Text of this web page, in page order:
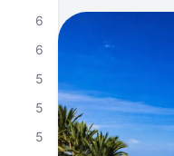
6
6
5
5
5